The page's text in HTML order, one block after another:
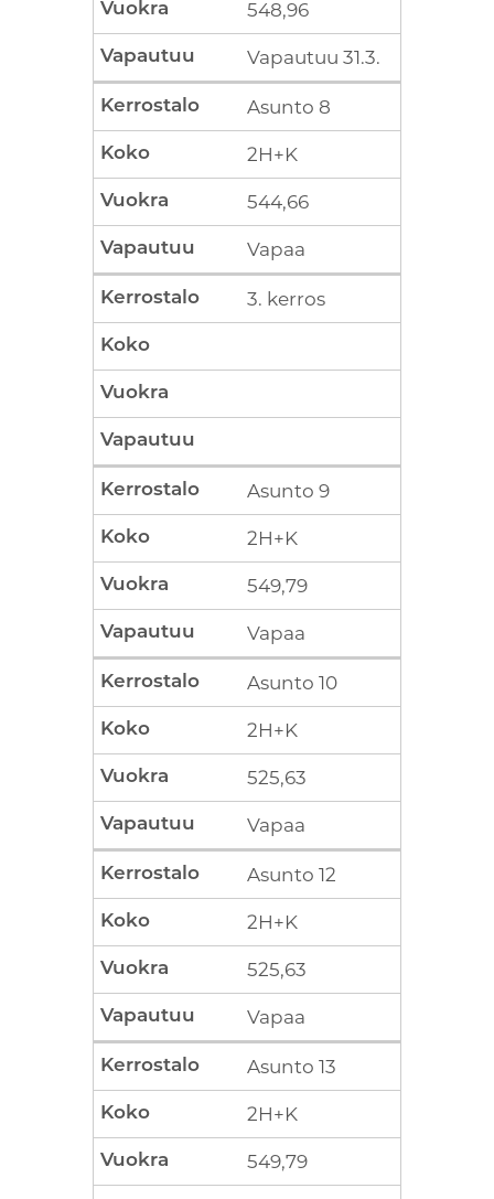
548,96
Vapautuu 31.3.
Asunto 8
2H+K
544,66
Vapaa
3. kerros
Asunto 9
2H+K
549,79
Vapaa
Asunto 10
2H+K
525,63
Vapaa
Asunto 12
2H+K
525,63
Vapaa
Asunto 13
2H+K
549,79